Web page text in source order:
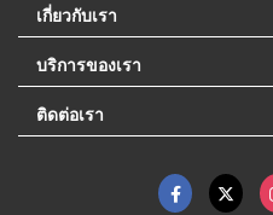
เกี่ยวกับเรา
บริการของเรา
ติดต่อเรา